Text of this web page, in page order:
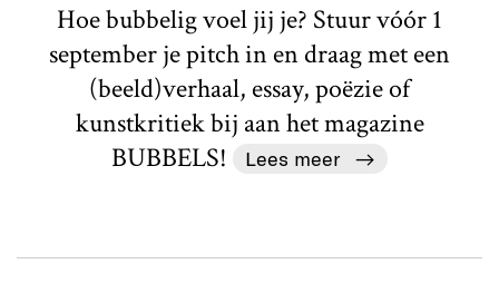
Hoe bubbelig voel jij je? Stuur vóór 1
september je pitch in en draag met een
(beeld)verhaal, essay, poëzie of
kunstkritiek bij aan het magazine
BUBBELS!
Lees meer